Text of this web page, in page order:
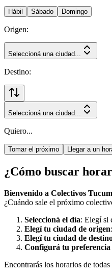
Hábil Sábado Domingo
Origen:
Seleccioná una ciudad...
Destino:
Seleccioná una ciudad...
Quiero...
Tomar el próximo Llegar a un
¿Cómo buscar
Bienvenido a Colectivos
¿Cuándo sale el próximo
Seleccioná el día: Elegí si
Elegí tu ciudad de origen
Elegí tu ciudad de
Configurá tu
Encontrarás los horarios de